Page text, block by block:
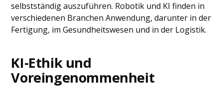
selbstständig auszuführen. Robotik und KI finden in
verschiedenen Branchen Anwendung, darunter in der
Fertigung, im Gesundheitswesen und in der Logistik.
KI-Ethik und
Voreingenommenheit